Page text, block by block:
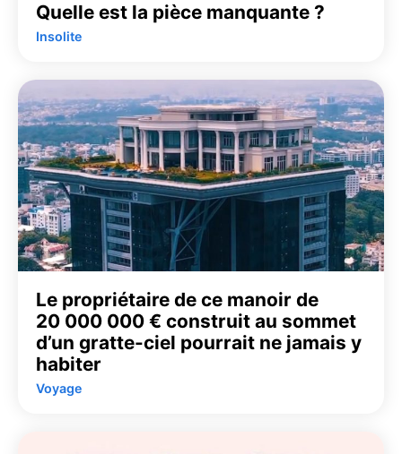
Quelle est la pièce manquante ?
Insolite
Le propriétaire de ce manoir de
20 000 000 € construit au sommet
d’un gratte-ciel pourrait ne jamais y
habiter
Voyage